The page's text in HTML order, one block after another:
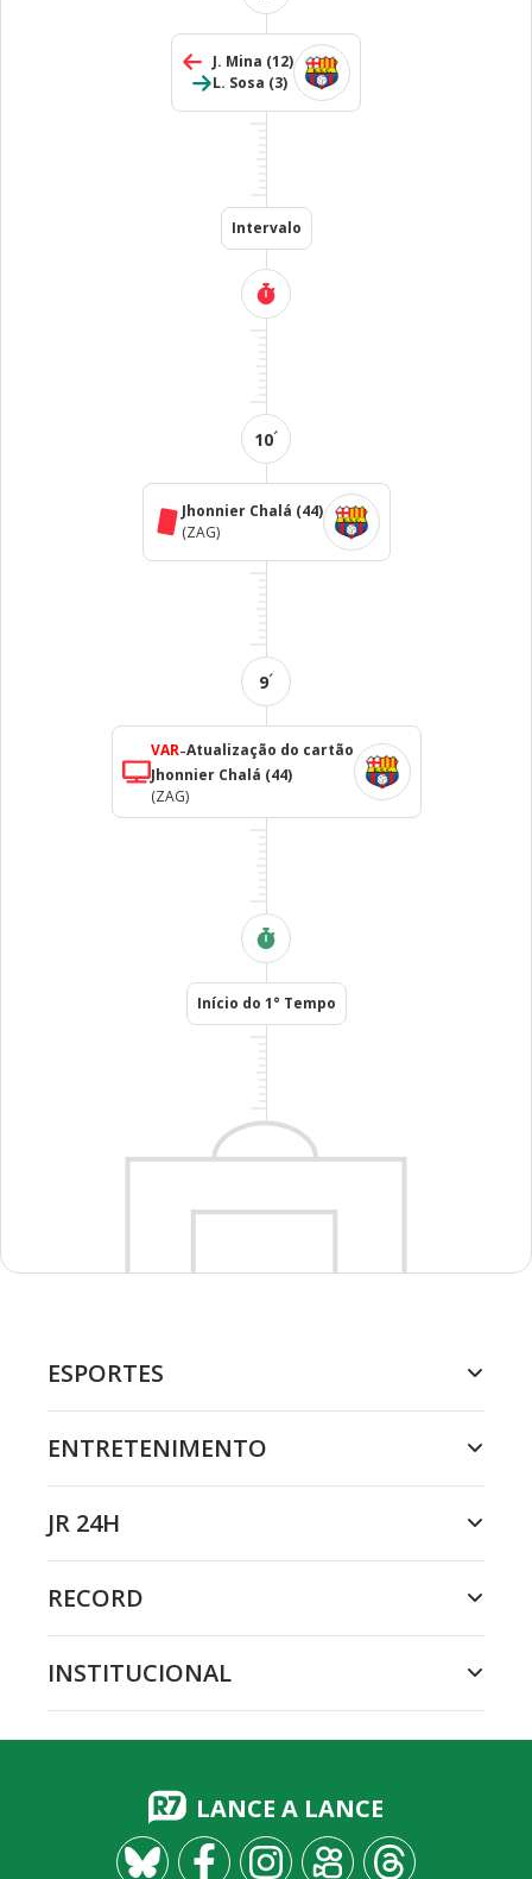
J. Mina (12)
L. Sosa (3)
Intervalo
10´
Jhonnier Chalá (44)
(ZAG)
9´
VAR-Atualização do cartão
Jhonnier Chalá (44)
(ZAG)
Início do 1° Tempo
ESPORTES
ENTRETENIMENTO
JR 24H
RECORD
INSTITUCIONAL
LANCE A LANCE